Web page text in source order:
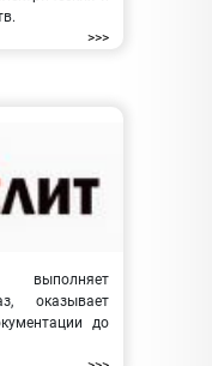
>>>
оказывает
до